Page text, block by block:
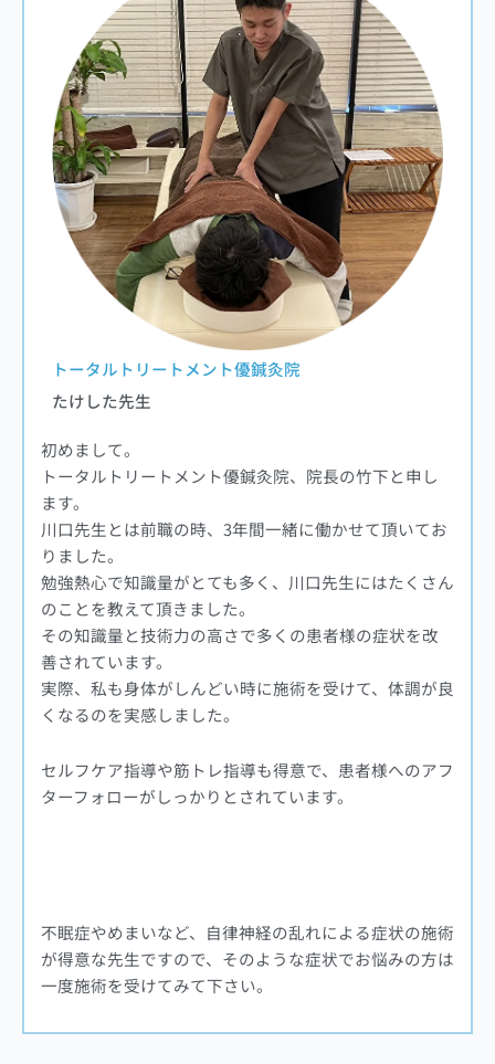
初めまして。
トータルトリートメント優鍼灸院、院長の竹下と申し
ます。
川口先生とは前職の時、3年間一緒に働かせて頂いてお
りました。
勉強熱心で知識量がとても多く、川口先生にはたくさん
のことを教えて頂きました。
その知識量と技術力の高さで多くの患者様の症状を改
善されています。
実際、私も身体がしんどい時に施術を受けて、体調が良
くなるのを実感しました。
セルフケア指導や筋トレ指導も得意で、患者様へのアフ
ターフォローがしっかりとされています。
トータルトリートメント優鍼灸院
たけした先生
不眠症やめまいなど、自律神経の乱れによる症状の施術
が得意な先生ですので、そのような症状でお悩みの方は
一度施術を受けてみて下さい。